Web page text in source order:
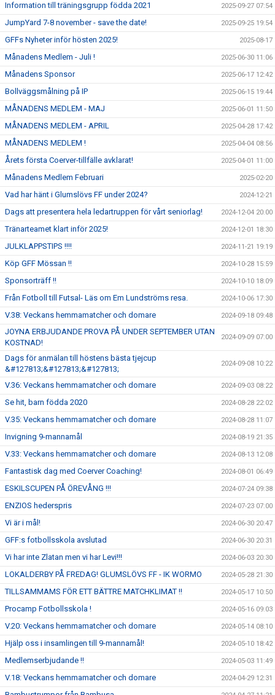
Information till träningsgrupp födda 2021 2025-09-27 07:54
JumpYard 7-8 november - save the date! 2025-09-25 19:54
GFFs Nyheter inför hösten 2025! 2025-08-17
Månadens Medlem - Juli ! 2025-06-30 11:06
Månadens Sponsor 2025-06-17 12:42
Bollväggsmålning på IP 2025-06-15 19:44
MÅNADENS MEDLEM - MAJ 2025-06-01 11:50
MÅNADENS MEDLEM - APRIL 2025-04-28 17:42
MÅNADENS MEDLEM ! 2025-04-04 08:56
Årets första Coerver-tillfälle avklarat! 2025-04-01 11:00
Månadens Medlem Februari 2025-02-20
Vad har hänt i Glumslövs FF under 2024? 2024-12-21
Dags att presentera hela ledartruppen för vårt seniorlag! 2024-12-04 20:00
Tränarteamet klart inför 2025! 2024-12-01 18:30
JULKLAPPSTIPS !!!! 2024-11-21 19:19
Köp GFF Mössan !! 2024-10-28 15:59
Sponsorträff !! 2024-10-10 18:09
Från Fotboll till Futsal- Läs om Em Lundströms resa. 2024-10-06 17:30
V.38: Veckans hemmamatcher och domare 2024-09-18 09:48
JOYNA ERBJUDANDE PROVA PÅ UNDER SEPTEMBER UTAN
KOSTNAD!
2024-09-09 07:00
Dags för anmälan till höstens bästa tjejcup
&#127813;&#127813;&#127813;
2024-09-08 10:22
V.36: Veckans hemmamatcher och domare 2024-09-03 08:22
Se hit, barn födda 2020 2024-08-28 22:02
V.35: Veckans hemmamatcher och domare 2024-08-28 11:07
Invigning 9-mannamål 2024-08-19 21:35
V.33: Veckans hemmamatcher och domare 2024-08-13 12:08
Fantastisk dag med Coerver Coaching! 2024-08-01 06:49
ESKILSCUPEN PÅ ÖREVÅNG !!! 2024-07-24 09:38
ENZIOS hederspris 2024-07-23 07:00
Vi är i mål! 2024-06-30 20:47
GFF:s fotbollsskola avslutad 2024-06-30 20:31
Vi har inte Zlatan men vi har Levi!!! 2024-06-03 20:30
LOKALDERBY PÅ FREDAG! GLUMSLÖVS FF - IK WORMO 2024-05-28 21:30
TILLSAMMAMS FÖR ETT BÄTTRE MATCHKLIMAT !! 2024-05-17 10:50
Procamp Fotbollsskola ! 2024-05-16 09:03
V.20: Veckans hemmamatcher och domare 2024-05-14 08:10
Hjälp oss i insamlingen till 9-mannamål! 2024-05-10 18:42
Medlemserbjudande !! 2024-05-03 11:49
V.18: Veckans hemmamatcher och domare 2024-04-29 12:31